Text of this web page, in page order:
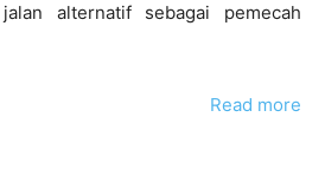
alternatif sebagai pemecah
Read more